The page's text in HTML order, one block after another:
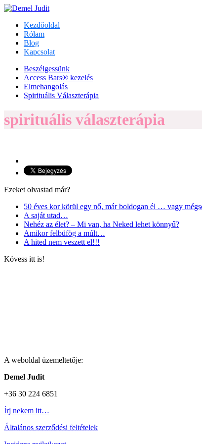
Kezdőoldal
Rólam
Blog
Kapcsolat
Beszélgessünk
Access Bars® kezelés
Elmehangolás
Spirituális Választerápia
spirituális választerápia
Ezeket olvastad már?
50 éves kor körül egy nő, már boldogan él … vagy
A saját utad…
Nehéz az élet? – Mi van, ha Neked lehet könnyű?
Amikor felbüfög a múlt…
A hited nem veszett el!!!
Kövess itt is!
A weboldal üzemeltetője:
Demel Judit
+36 30 224 6851
Írj nekem itt…
Általános szerződési feltételek